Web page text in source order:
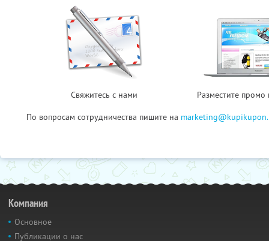
Свяжитесь с нами Разместите
По вопросам сотрудничества пишите на
Компания
Основное
Публикации о нас